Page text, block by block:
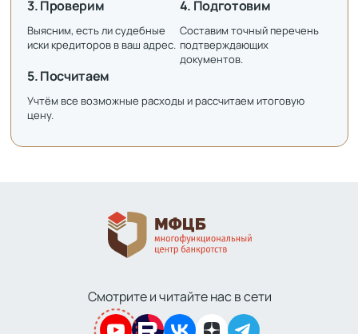
3. Проверим
Выясним, есть ли судебные
иски кредиторов в ваш адрес.
4. Подготовим
Составим точный перечень
подтверждающих
документов.
5. Посчитаем
Учтём все возможные расходы и рассчитаем итоговую
цену.
Смотрите и читайте нас в сети